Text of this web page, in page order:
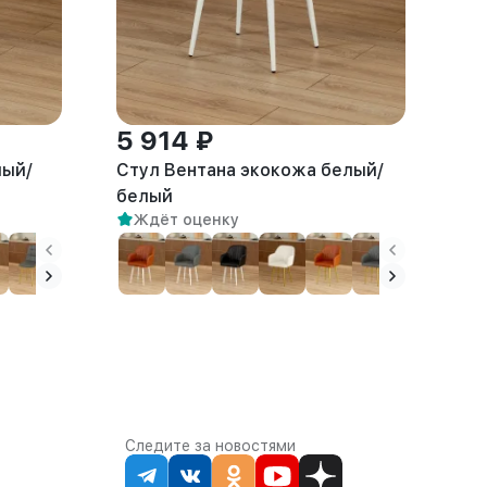
5 914 ₽
Стул Вентана экокожа белый/
белый
Ждёт оценку
Следите за новостями